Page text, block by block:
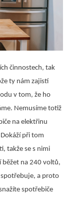
činnostech, tak
ty nám zajistí
v tom, že ho
Nemusíme totiž
na elektřinu
při tom
takže se s nimi
běžet na 240 voltů,
spotřebuje, a proto
spotřebiče